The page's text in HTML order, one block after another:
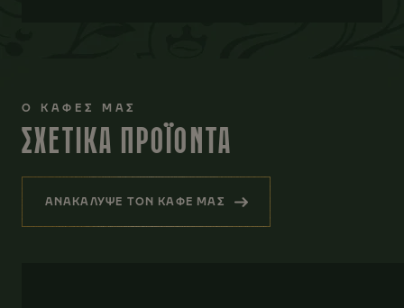
Ο ΚΑΦΕΣ ΜΑΣ
ΣΧΕΤΙΚΑ ΠΡΟΪΟΝΤΑ
ΑΝΑΚΑΛΥΨΕ ΤΟΝ ΚΑΦΕ ΜΑΣ
(ΣΧΕΤΙΚΑ ΠΡΟΪΟΝΤΑ)